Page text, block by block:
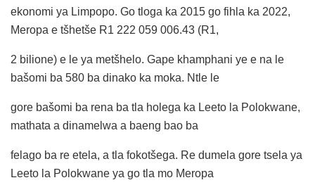
ekonomi ya Limpopo. Go tloga ka 2015 go fihla ka 2022,
Meropa e tšhetše R1 222 059 006.43 (R1,
2 bilione) e le ya metšhelo. Gape khamphani ye e na le
bašomi ba 580 ba dinako ka moka. Ntle le
gore bašomi ba rena ba tla holega ka Leeto la Polokwane,
mathata a dinamelwa a baeng bao ba
felago ba re etela, a tla fokotšega. Re dumela gore tsela ya
Leeto la Polokwane ya go tla mo Meropa